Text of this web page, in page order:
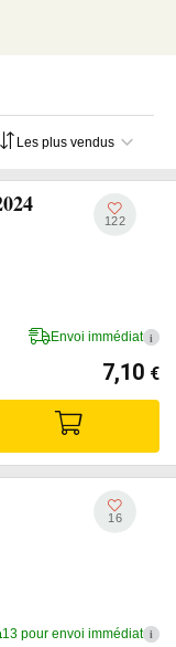
122
Envoi immédiat i
7,10 €
16
13 pour envoi immédiat i